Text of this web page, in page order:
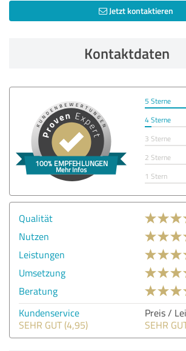
Jetzt kontaktieren
Kontaktdaten
5 Sterne
4 Sterne
3 Sterne
2 Sterne
1 Stern
Qualität
Nutzen
Leistungen
Umsetzung
Beratung
Kundenservice
SEHR GUT (4,95)
Preis /
SEHR